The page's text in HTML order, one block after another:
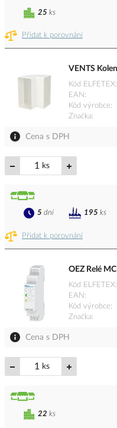
Přidat k porovnání
25 ks
VENTS
Kód ELFETEX
EAN
Kód výrobce
Značka
Cena s DPH
ks
Přidat k porovnání
5 dní 195 ks
OEZ Relé
Kód ELFETEX
EAN
Kód výrobce
Značka
Cena s DPH
ks
22 ks